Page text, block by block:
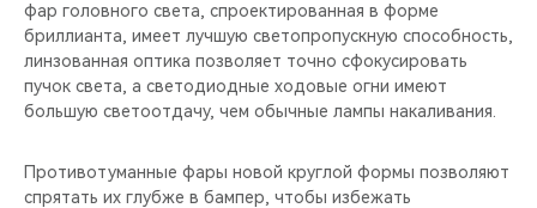
фар головного света, спроектированная в форме
бриллианта, имеет лучшую светопропускную способность,
линзованная оптика позволяет точно сфокусировать
пучок света, а светодиодные ходовые огни имеют
большую светоотдачу, чем обычные лампы накаливания.
Противотуманные фары новой круглой формы позволяют
спрятать их глубже в бампер, чтобы избежать